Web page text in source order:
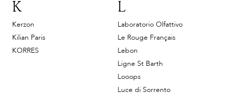
K
Kerzon
Kilian Paris
KORRES
L
Laboratorio Olfattivo
Le Rouge Français
Lebon
Ligne St Barth
Looops
Luce di Sorrento